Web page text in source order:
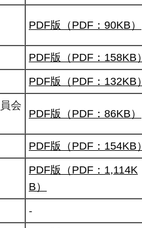
PDF版（PDF：90KB）
PDF版（PDF：158KB）
PDF版（PDF：132KB）
会
PDF版（PDF：86KB）
PDF版（PDF：154KB）
PDF版（PDF：1,114K
B）
-